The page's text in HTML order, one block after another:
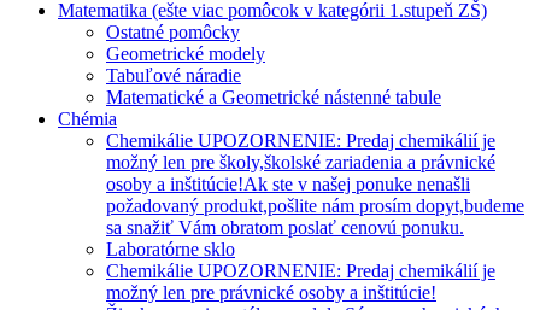
Matematika (ešte viac pomôcok v kategórii 1.stupeň ZŠ)
Ostatné pomôcky
Geometrické modely
Tabuľové náradie
Matematické a Geometrické nástenné tabule
Chémia
Chemikálie UPOZORNENIE: Predaj chemikálií je
možný len pre školy,školské zariadenia a právnické
osoby a inštitúcie!Ak ste v našej ponuke nenašli
požadovaný produkt,pošlite nám prosím dopyt,budeme
sa snažiť Vám obratom poslať cenovú ponuku.
Laboratórne sklo
Chemikálie UPOZORNENIE: Predaj chemikálií je
možný len pre právnické osoby a inštitúcie!